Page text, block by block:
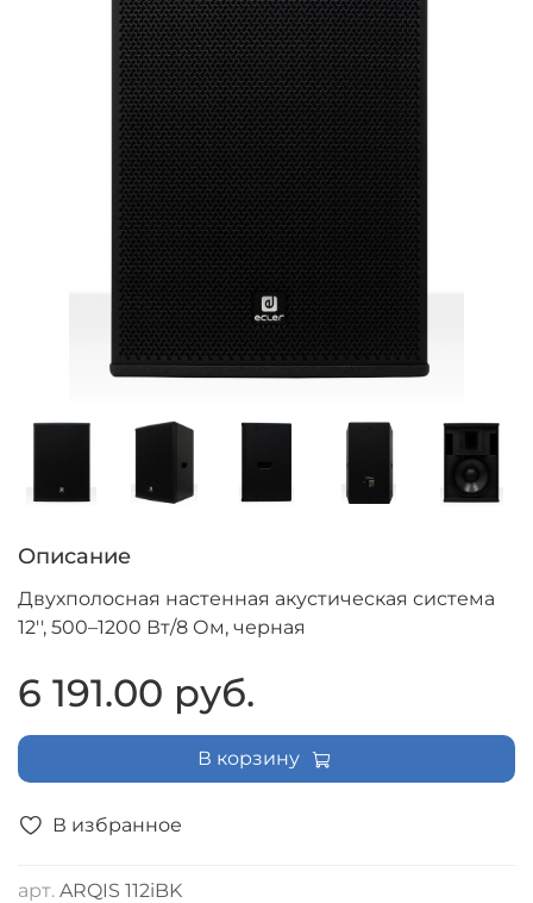
В избранное
арт. ARQIS 112iBK
Описание
Двухполосная настенная акустическая система
12'', 500–1200 Вт/8 Ом, черная
6 191.00 руб.
В корзину